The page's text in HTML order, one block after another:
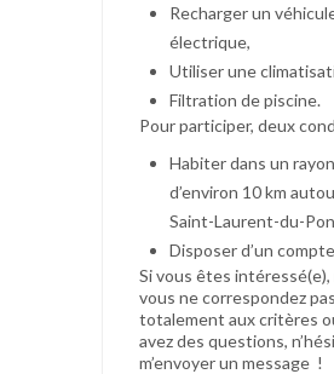
Recharger un
électrique,
Utiliser une
Filtration de piscine.
Pour participer, deux
Habiter dans un rayon
d’environ 10 km
Saint-Laurent-du-
Disposer d’un
Si vous êtes intéressé(e),
vous ne correspondez pas
totalement aux critères
avez des questions,
m’envoyer un message !